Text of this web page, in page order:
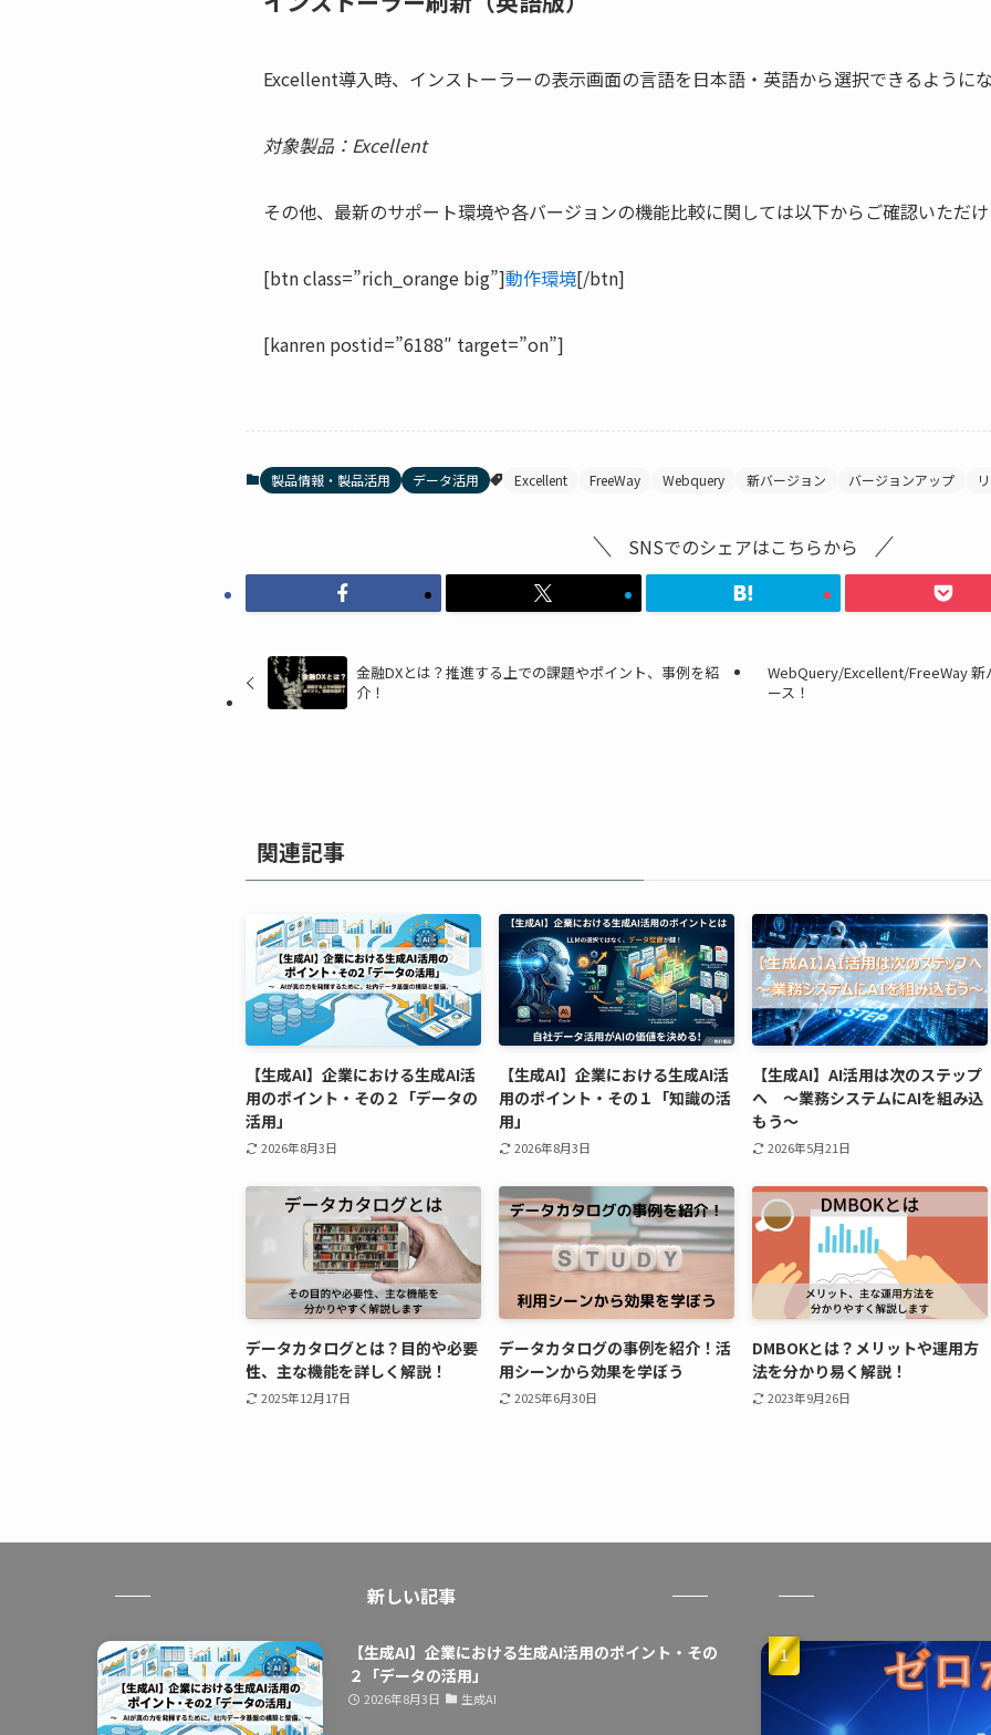
Excellent導入時、インストーラーの表示画面の言語を日本語・英語から選択できるように
対象製品：Excellent
その他、最新のサポート環境や各バージョンの機能比較に関しては以下からご確認いただ
[btn class=”rich_orange big”]動作環境[/btn]
[kanren postid=”6188″ target=”on”]
製品情報・製品活用 データ活用 Excellent FreeWay Webquery 新バージョン バージョンアップ
SNSでのシェアはこちらから
金融DXとは？推進する上での課題やポイント、事例を紹
介！
WebQuery/Excellent/FreeWay 新
ース！
関連記事
【生成AI】企業における生成AI活
用のポイント・その２「データの
活用」
2026年8月3日
【生成AI】企業における生成AI活
用のポイント・その１「知識の活
用」
2026年8月3日
【生成AI】AI活用は次のステップ
へ ～業務システムにAIを組み込
もう～
2026年5月21日
データカタログとは？目的や必要
性、主な機能を詳しく解説！
2025年12月17日
データカタログの事例を紹介！活
用シーンから効果を学ぼう
2025年6月30日
DMBOKとは？メリットや運用方
法を分かり易く解説！
2023年9月26日
新しい記事
【生成AI】企業における生成AI活用のポイント・その
２「データの活用」
2026年8月3日 生成AI